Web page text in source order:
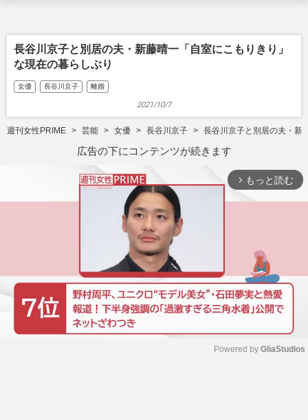
長谷川京子と別居の夫・新藤晴一「自室にこもりきり」
な現在の暮らしぶり
女優 長谷川京子 離婚
2021/10/7
週刊女性PRIME 芸能 女優 長谷川京子 長谷川京子と別居の夫・新
広告の下にコンテンツが続きます
arrow_forward_ios もっと読む
Powered by GliaStudios